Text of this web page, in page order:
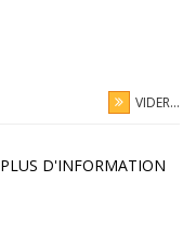
VIDER...
PLUS D'INFORMATION